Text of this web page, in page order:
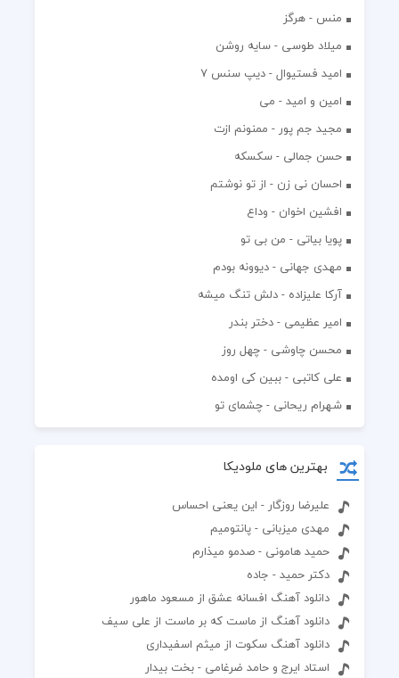
منس - هرگز
میلاد طوسی - سایه روشن
اميد فستيوال - ديپ سنس ۷
امین و امید - می
مجید جم پور - ممنونم ازت
حسن جمالی - سکسکه
احسان نی زن - از تو نوشتم
افشين اخوان - وداع
پویا بیاتی - من بی تو
مهدی جهانی - دیوونه بودم
آرکا علیزاده - دلش تنگ میشه
امیر عظیمی - دختر بندر
محسن چاوشی - چهل روز
علی کاتبی - ببین کی اومده
شهرام ریحانی - چشمای تو
بهترین های ملودیکا
علیرضا روزگار - این یعنی احساس
مهدی میزبانی - پانتومیم
حمید هامونی - صدمو میذارم
دکتر حمید - جاده
دانلود آهنگ افسانه عشق از مسعود ماهور
دانلود آهنگ از ماست که بر ماست از علی سیف
دانلود آهنگ سکوت از میثم اسفیداری
استاد ایرج و حامد ضرغامی - بخت بیدار